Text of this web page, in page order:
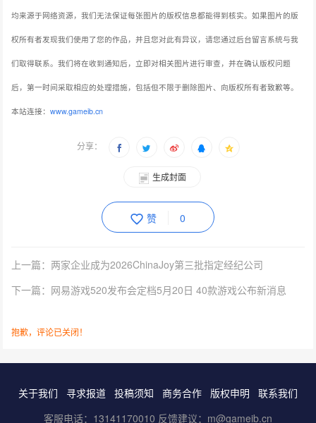
均来源于网络资源，我们无法保证每张图片的版权信息都能得到核实。如果图片的版
权所有者发现我们使用了您的作品，并且您对此有异议，请您通过后台留言系统与我
们取得联系。我们将在收到通知后，立即对相关图片进行审查，并在确认版权问题
后，第一时间采取相应的处理措施，包括但不限于删除图片、向版权所有者致歉等。
本站连接：www.gameib.cn
分享：
生成封面
赞 0
上一篇：两家企业成为2026ChinaJoy第三批指定经纪公司
下一篇：网易游戏520发布会定档5月20日 40款游戏公布新消息
抱歉，评论已关闭！
关于我们 寻求报道 投稿须知 商务合作 版权申明
联系我们
客服电话：13141170010 反馈建议：m@gameib.cn